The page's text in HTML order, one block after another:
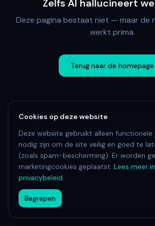
Zelfs AI hallucineert
Deze pagina bestaat niet — maar de
werkt prima.
Terug naar de homepage
Cookies op deze website
Deze website gebruikt alleen functionele
nodig zijn om de site veilig en goed te
(zoals spam-bescherming). Er worden
marketingcookies geplaatst. Lees meer
privacybeleid.
Begrepen